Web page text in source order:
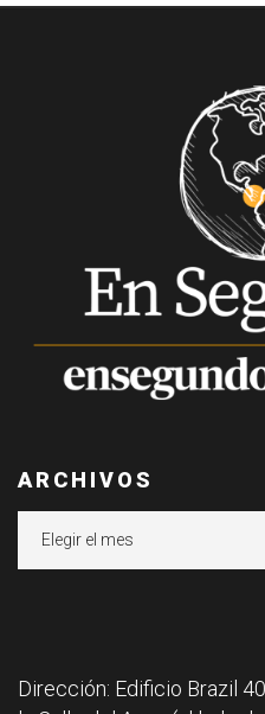
ARCHIVOS
Dirección: Edificio Brazil